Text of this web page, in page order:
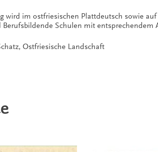
wird im ostfriesischen Plattdeutsch sowie
Berufsbildende Schulen mit entsprechendem
Ostfriesische Landschaft